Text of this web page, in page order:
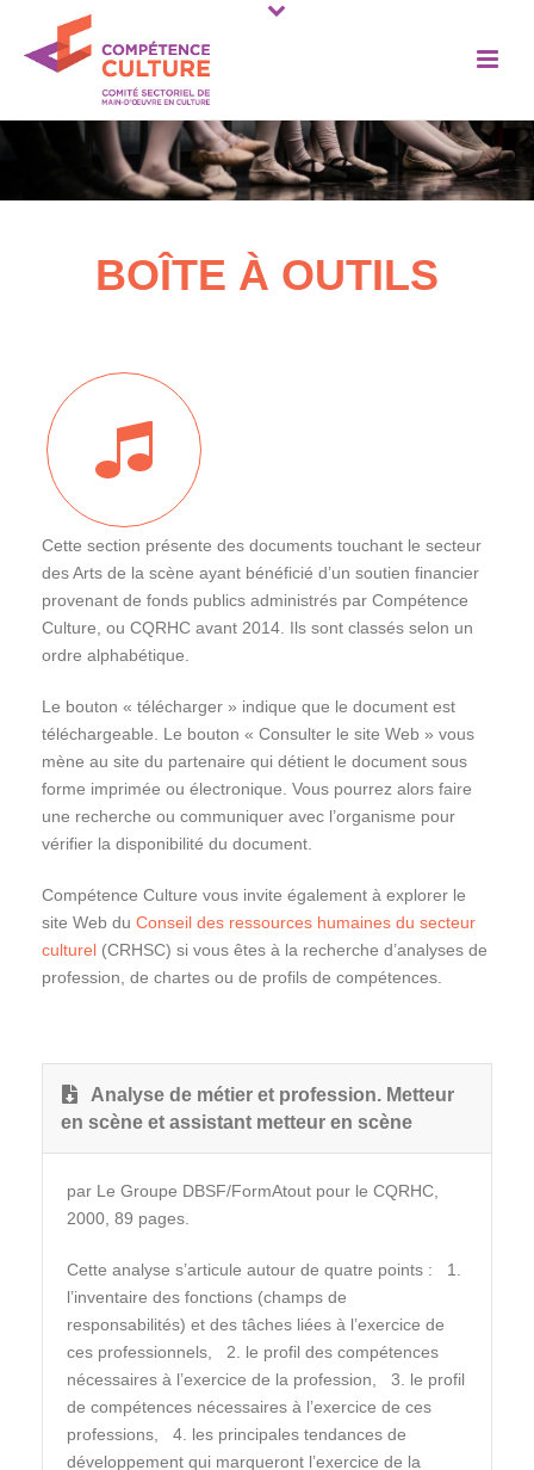
BOÎTE À OUTILS
Cette section présente des documents touchant le secteur
des Arts de la scène ayant bénéficié d’un soutien financier
provenant de fonds publics administrés par Compétence
Culture, ou CQRHC avant 2014. Ils sont classés selon un
ordre alphabétique.
Le bouton « télécharger » indique que le document est
téléchargeable. Le bouton « Consulter le site Web » vous
mène au site du partenaire qui détient le document sous
forme imprimée ou électronique. Vous pourrez alors faire
une recherche ou communiquer avec l’organisme pour
vérifier la disponibilité du document.
Compétence Culture vous invite également à explorer le
site Web du Conseil des ressources humaines du secteur
culturel (CRHSC) si vous êtes à la recherche d’analyses de
profession, de chartes ou de profils de compétences.
Analyse de métier et profession. Metteur
en scène et assistant metteur en scène
par Le Groupe DBSF/FormAtout pour le CQRHC,
2000, 89 pages.
Cette analyse s’articule autour de quatre points : 1.
l’inventaire des fonctions (champs de
responsabilités) et des tâches liées à l’exercice de
ces professionnels, 2. le profil des compétences
nécessaires à l’exercice de la profession, 3. le profil
de compétences nécessaires à l’exercice de ces
professions, 4. les principales tendances de
développement qui marqueront l’exercice de la